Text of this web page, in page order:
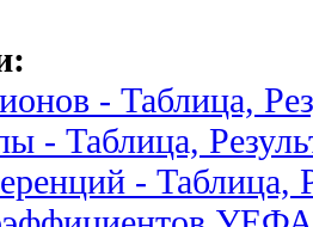
- Таблица,
- Таблица,
- Таблица,